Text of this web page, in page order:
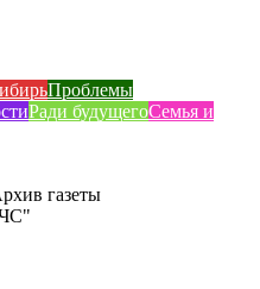
Проблемы
Ради будущегоСемья и
газеты